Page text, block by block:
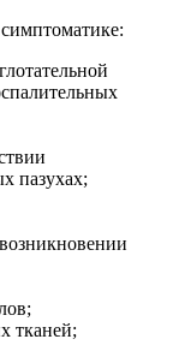
пазухах;
тканей;